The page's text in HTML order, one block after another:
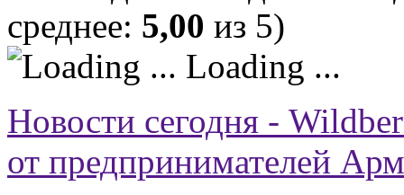
среднее: 5,00 из 5)
Loading ...
Новости сегодня -
от предпринимателей